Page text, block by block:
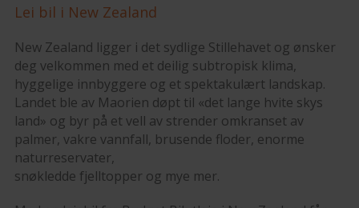
Lei bil i New Zealand
New Zealand ligger i det sydlige Stillehavet og ønsker
deg velkommen med et deilig subtropisk klima,
hyggelige innbyggere og et spektakulært landskap.
Landet ble av Maorien døpt til «det lange hvite skys
land» og byr på et vell av strender omkranset av
palmer, vakre vannfall, brusende floder, enorme
naturreservater,
snøkledde fjelltopper og mye mer.